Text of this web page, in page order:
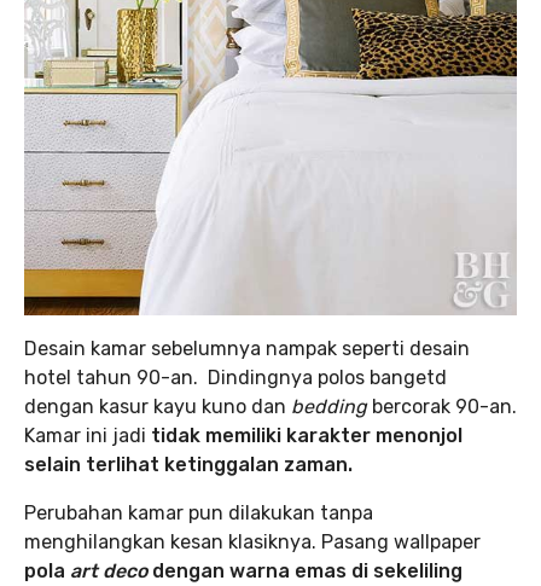
Desain kamar sebelumnya nampak seperti desain
hotel tahun 90-an. Dindingnya polos bangetd
dengan kasur kayu kuno dan bedding bercorak 90-an.
Kamar ini jadi tidak memiliki karakter menonjol
selain terlihat ketinggalan zaman.
Perubahan kamar pun dilakukan tanpa
menghilangkan kesan klasiknya. Pasang wallpaper
pola art decodengan warna emas di sekeliling